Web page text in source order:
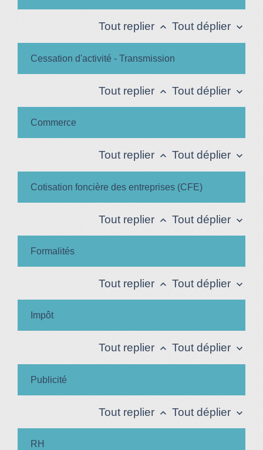
Tout replier keyboard_arrow_up Tout déplier keyboard_arrow_down
Cessation d'activité - Transmission
Tout replier keyboard_arrow_up Tout déplier keyboard_arrow_down
Commerce
Tout replier keyboard_arrow_up Tout déplier keyboard_arrow_down
Cotisation foncière des entreprises (CFE)
Tout replier keyboard_arrow_up Tout déplier keyboard_arrow_down
Formalités
Tout replier keyboard_arrow_up Tout déplier keyboard_arrow_down
Impôt
Tout replier keyboard_arrow_up Tout déplier keyboard_arrow_down
Publicité
Tout replier keyboard_arrow_up Tout déplier keyboard_arrow_down
RH